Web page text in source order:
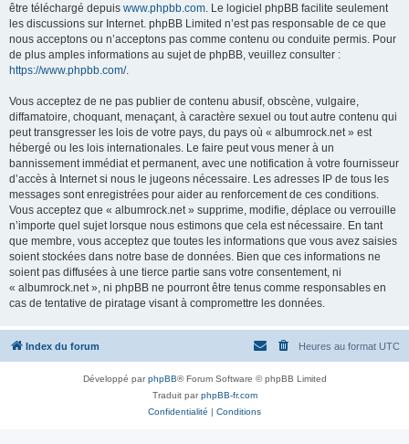
être téléchargé depuis www.phpbb.com. Le logiciel phpBB facilite seulement
les discussions sur Internet. phpBB Limited n’est pas responsable de ce que
nous acceptons ou n’acceptons pas comme contenu ou conduite permis. Pour
de plus amples informations au sujet de phpBB, veuillez consulter :
https://www.phpbb.com/.
Vous acceptez de ne pas publier de contenu abusif, obscène, vulgaire,
diffamatoire, choquant, menaçant, à caractère sexuel ou tout autre contenu qui
peut transgresser les lois de votre pays, du pays où « albumrock.net » est
hébergé ou les lois internationales. Le faire peut vous mener à un
bannissement immédiat et permanent, avec une notification à votre fournisseur
d’accès à Internet si nous le jugeons nécessaire. Les adresses IP de tous les
messages sont enregistrées pour aider au renforcement de ces conditions.
Vous acceptez que « albumrock.net » supprime, modifie, déplace ou verrouille
n’importe quel sujet lorsque nous estimons que cela est nécessaire. En tant
que membre, vous acceptez que toutes les informations que vous avez saisies
soient stockées dans notre base de données. Bien que ces informations ne
soient pas diffusées à une tierce partie sans votre consentement, ni
« albumrock.net », ni phpBB ne pourront être tenus comme responsables en
cas de tentative de piratage visant à compromettre les données.
Index du forum Heures au format UTC
Développé parphpBB® Forum Software © phpBB Limited
Traduit parphpBB-fr.com
Confidentialité | Conditions